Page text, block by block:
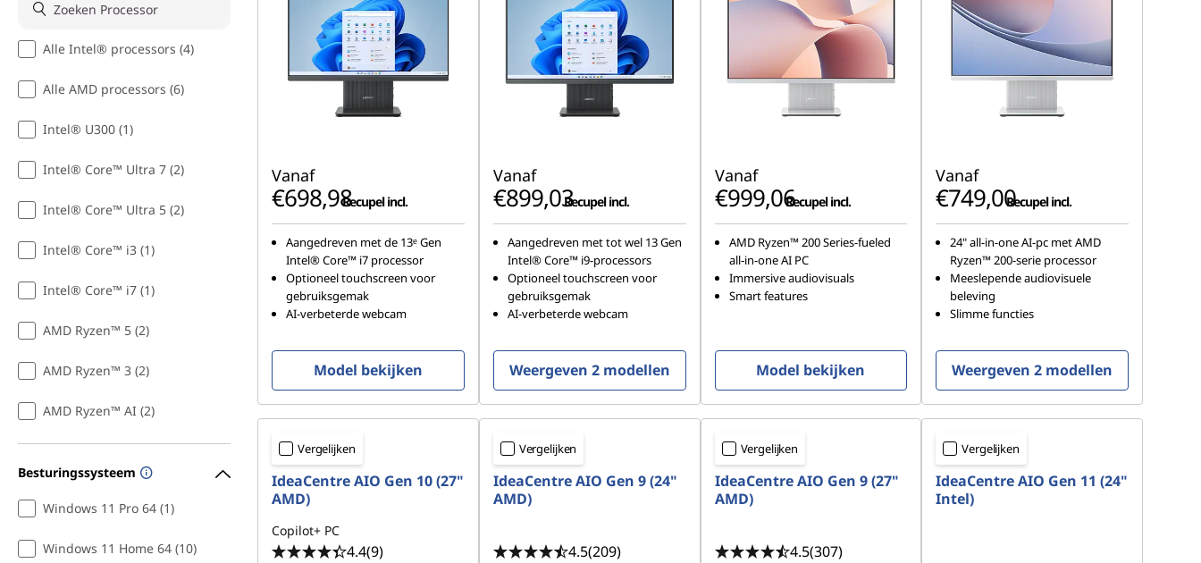
Alle Intel® processors (4)
Alle AMD processors (6)
Intel® U300 (1)
Intel® Core™ Ultra 7 (2)
Intel® Core™ Ultra 5 (2)
Intel® Core™ i3 (1)
Intel® Core™ i7 (1)
AMD Ryzen™ 5 (2)
AMD Ryzen™ 3 (2)
AMD Ryzen™ AI (2)
Besturingssysteem
Windows 11 Pro 64 (1)
Windows 11 Home 64 (10)
Vanaf
€698,98Recupel incl.
Aangedreven met de 13ᵉ Gen
Intel® Core™ i7 processor
Optioneel touchscreen voor
gebruiksgemak
AI-verbeterde webcam
Model bekijken
Vanaf
€899,03Recupel incl.
Aangedreven met tot wel 13 Gen
Intel® Core™ i9-processors
Optioneel touchscreen voor
gebruiksgemak
AI-verbeterde webcam
Weergeven 2 modellen
Vanaf
€999,06Recupel incl.
AMD Ryzen™ 200 Series-fueled
all-in-one AI PC
Immersive audiovisuals
Smart features
Model bekijken
Vanaf
€749,00Recupel incl.
24" all-in-one AI-pc met AMD
Ryzen™ 200-serie processor
Meeslepende audiovisuele
beleving
Slimme functies
Weergeven 2 modellen
Vergelijken
IdeaCentre AIO Gen 10 (27"
AMD)
Copilot+ PC
4.4(9)
Vergelijken
IdeaCentre AIO Gen 9 (24"
AMD)
4.5(209)
Vergelijken
IdeaCentre AIO Gen 9 (27"
AMD)
4.5(307)
Vergelijken
IdeaCentre AIO Gen 11 (24"
Intel)